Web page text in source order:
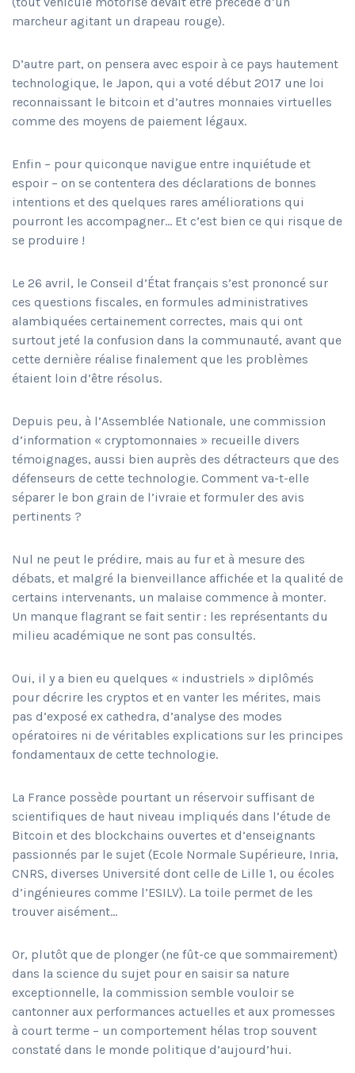
marcheur agitant un drapeau rouge).
D’autre part, on pensera avec espoir à ce pays hautement
technologique, le Japon, qui a voté début 2017 une loi
reconnaissant le bitcoin et d’autres monnaies virtuelles
comme des moyens de paiement légaux.
Enfin – pour quiconque navigue entre inquiétude et
espoir – on se contentera des déclarations de bonnes
intentions et des quelques rares améliorations qui
pourront les accompagner… Et c’est bien ce qui risque de
se produire !
Le 26 avril, le Conseil d’État français s’est prononcé sur
ces questions fiscales, en formules administratives
alambiquées certainement correctes, mais qui ont
surtout jeté la confusion dans la communauté, avant que
cette dernière réalise finalement que les problèmes
étaient loin d’être résolus.
Depuis peu, à l’Assemblée Nationale, une commission
d’information « cryptomonnaies » recueille divers
témoignages, aussi bien auprès des détracteurs que des
défenseurs de cette technologie. Comment va-t-elle
séparer le bon grain de l’ivraie et formuler des avis
pertinents ?
Nul ne peut le prédire, mais au fur et à mesure des
débats, et malgré la bienveillance affichée et la qualité de
certains intervenants, un malaise commence à monter.
Un manque flagrant se fait sentir : les représentants du
milieu académique ne sont pas consultés.
Oui, il y a bien eu quelques « industriels » diplômés
pour décrire les cryptos et en vanter les mérites, mais
pas d’exposé ex cathedra, d’analyse des modes
opératoires ni de véritables explications sur les principes
fondamentaux de cette technologie.
La France possède pourtant un réservoir suffisant de
scientifiques de haut niveau impliqués dans l’étude de
Bitcoin et des blockchains ouvertes et d’enseignants
passionnés par le sujet (Ecole Normale Supérieure, Inria,
CNRS, diverses Université dont celle de Lille 1, ou écoles
d’ingénieures comme l’ESILV). La toile permet de les
trouver aisément…
Or, plutôt que de plonger (ne fût-ce que sommairement)
dans la science du sujet pour en saisir sa nature
exceptionnelle, la commission semble vouloir se
cantonner aux performances actuelles et aux promesses
à court terme – un comportement hélas trop souvent
constaté dans le monde politique d’aujourd’hui.